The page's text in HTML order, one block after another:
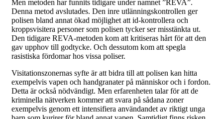
Men metoden har funnits tidigare under namnet ”REVA”.
Denna metod avslutades. Den inre utlänningskontrollen ger
polisen bland annat ökad möjlighet att id-kontrollera och
kroppsvisitera personer som polisen tycker ser misstänkta ut.
Den tidigare REVA-metoden kom att kritiseras hårt för att den
gav upphov till godtycke. Och dessutom kom att spegla
rasistiska fördomar hos vissa poliser.
Visitationszonernas syfte är att bidra till att polisen kan hitta
exempelvis vapen och handgranater på människor och i fordon.
Detta är också nödvändigt. Men erfarenheten talar för att de
kriminella nätverken kommer att svara på sådana zoner
exempelvis genom ett intensifiera användandet av riktigt unga